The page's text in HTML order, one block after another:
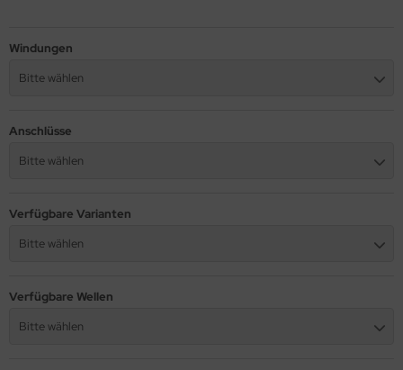
Windungen
Bitte wählen
Anschlüsse
Bitte wählen
Verfügbare Varianten
Bitte wählen
Verfügbare Wellen
Bitte wählen